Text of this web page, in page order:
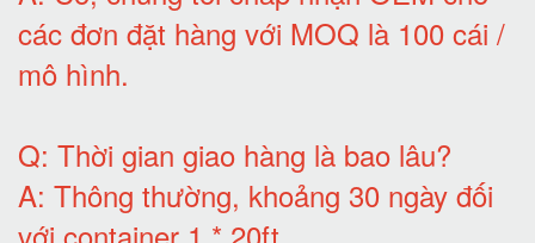
các đơn đặt hàng với MOQ là 100 cái /
mô hình.
Q: Thời gian giao hàng là bao lâu?
A: Thông thường, khoảng 30 ngày đối